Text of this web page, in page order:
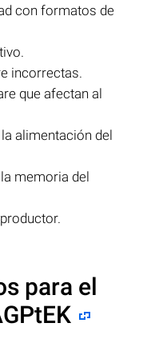
con formatos de
incorrectas.
que afectan al
alimentación del
memoria del
para el